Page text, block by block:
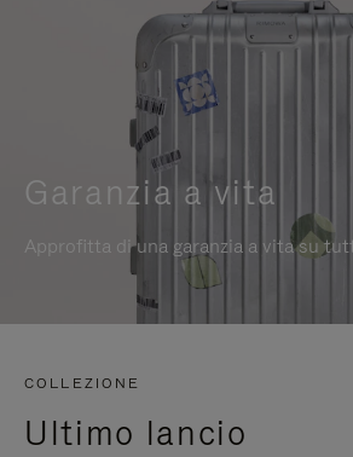
Garanzia a vita
Approfitta di una garanzia a vita su
COLLEZIONE
Ultimo lancio